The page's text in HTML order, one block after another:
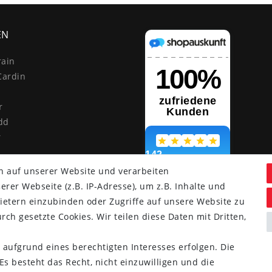
auf unserer Website und verarbeiten
Webseite (z.B. IP-Adresse), um z.B. Inhalte und
einzubinden oder Zugriffe auf unsere Website zu
gesetzte Cookies. Wir teilen diese Daten mit Dritten,
eines berechtigten Interesses erfolgen. Die
besteht das Recht, nicht einzuwilligen und die